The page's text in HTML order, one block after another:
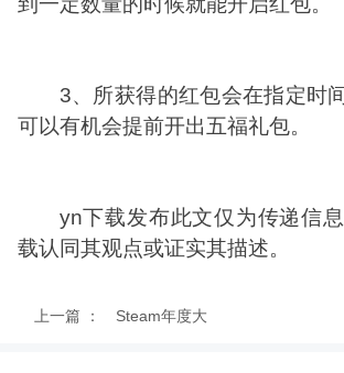
3、所获得的红包会在指定时
可以有机会提前开出五福礼包。
yn下载发布此文仅为传递信
载认同其观点或证实其描述。
上一篇 ： Steam年度大